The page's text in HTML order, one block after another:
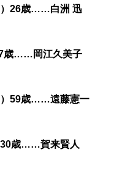
）26歳……白洲 迅
歳……岡江久美子
）59歳……遠藤憲一
30歳……賀来賢人